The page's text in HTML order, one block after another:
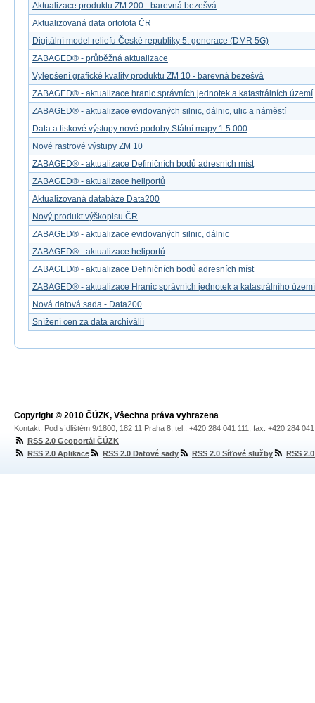
Aktualizace produktu ZM 200 - barevná bezešvá
Aktualizovaná data ortofota ČR
Digitální model reliefu České republiky 5. generace (DMR 5G)
ZABAGED® - průběžná aktualizace
Vylepšení grafické kvality produktu ZM 10 - barevná bezešvá
ZABAGED® - aktualizace hranic správních jednotek a katastrálních území
ZABAGED® - aktualizace evidovaných silnic, dálnic, ulic a náměstí
Data a tiskové výstupy nové podoby Státní mapy 1:5 000
Nové rastrové výstupy ZM 10
ZABAGED® - aktualizace Definičních bodů adresních míst
ZABAGED® - aktualizace heliportů
Aktualizovaná databáze Data200
Nový produkt výškopisu ČR
ZABAGED® - aktualizace evidovaných silnic, dálnic
ZABAGED® - aktualizace heliportů
ZABAGED® - aktualizace Definičních bodů adresních míst
ZABAGED® - aktualizace Hranic správních jednotek a katastrálního území
Nová datová sada - Data200
Snížení cen za data archiválií
Copyright © 2010 ČÚZK, Všechna práva vyhrazena
Kontakt: Pod sídlištěm 9/1800, 182 11 Praha 8, tel.: +420 284 041 111, fax: +420 284
RSS 2.0 Geoportál ČÚZK
RSS 2.0 Aplikace
RSS 2.0 Datové sady RSS 2.0 Síťové služby RSS